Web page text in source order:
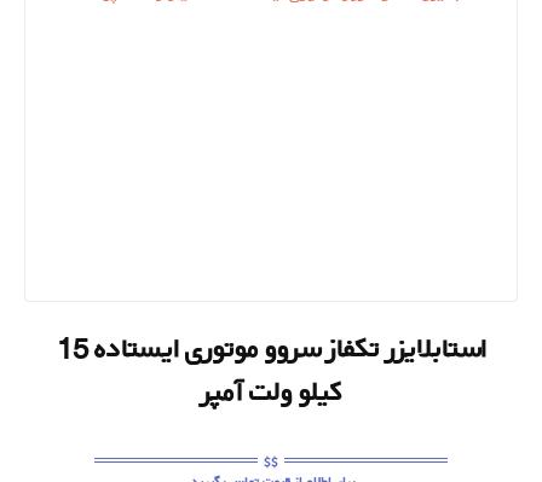
استابلایزر تکفاز سروو موتوری ایستاده 15
کیلو ولت آمپر